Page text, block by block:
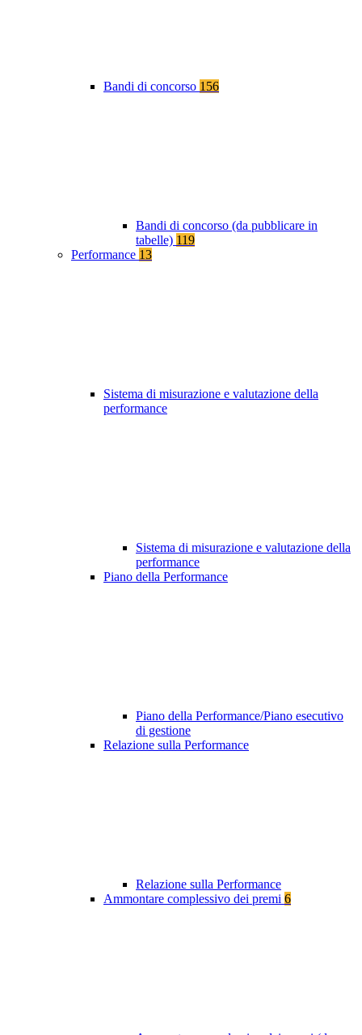
Bandi di concorso 156
Bandi di concorso (da pubblicare in
tabelle) 119
Performance 13
Sistema di misurazione e valutazione della
performance
Sistema di misurazione e valutazione della
performance
Piano della Performance
Piano della Performance/Piano esecutivo
di gestione
Relazione sulla Performance
Relazione sulla Performance
Ammontare complessivo dei premi 6